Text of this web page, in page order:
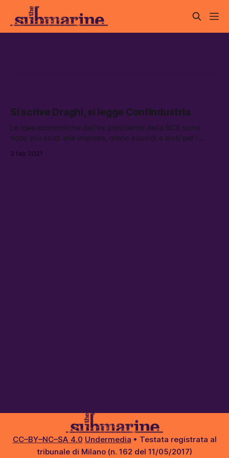
Si scrive Draghi, si legge Confindustria
Le idee economiche dell’ex presidente della BCE sono
note: più soldi alle imprese, meno sussidi e aiuti per i
3 feb 2021
CC–BY–NC–SA 4.0 Undermedia • Testata registrata al
tribunale di Milano (n. 162 del 11/05/2017)